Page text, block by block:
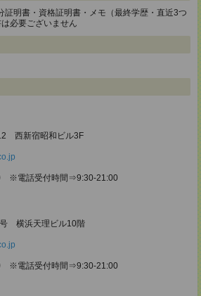
証明書・資格証明書・メモ（最終学歴・直近3つ
必要ございません
西新宿昭和ビル3F
※電話受付時間⇒9:30-21:00
横浜天理ビル10階
※電話受付時間⇒9:30-21:00